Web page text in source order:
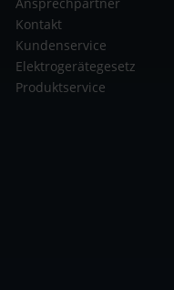
Kontakt
Kundenservice
Elektrogerätegesetz
Produktservice